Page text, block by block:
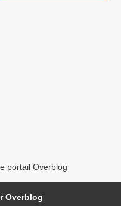
portail Overblog
Overblog